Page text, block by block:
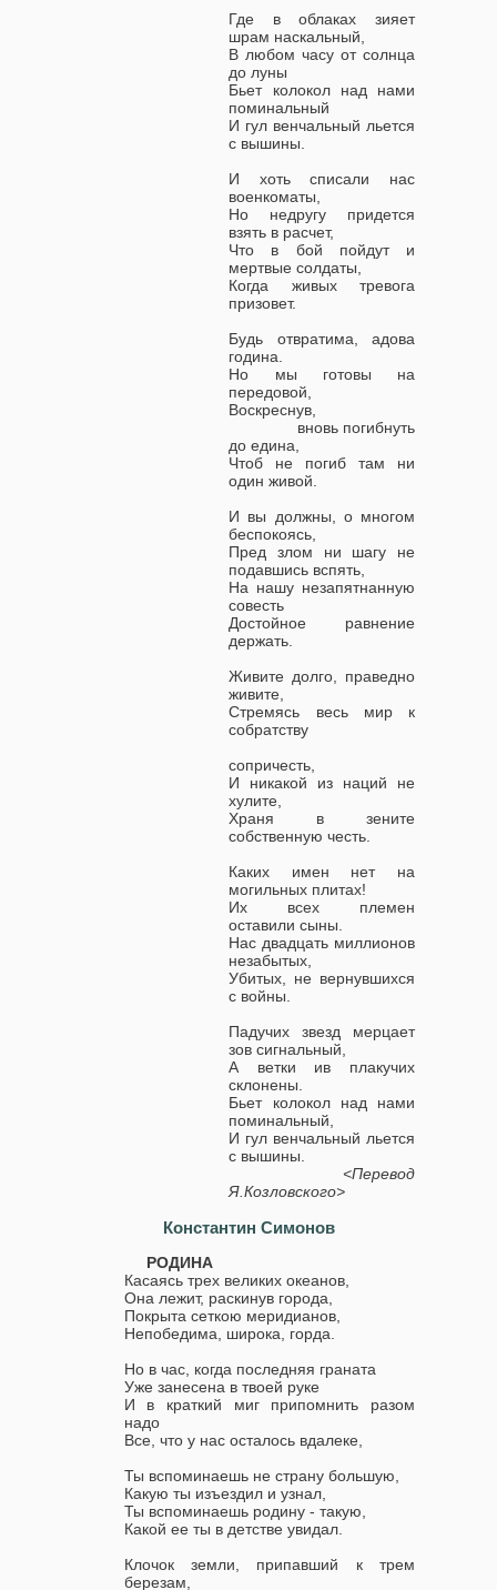
Где в облаках зияет
шрам наскальный,
В любом часу от солнца
до луны
Бьет колокол над нами
поминальный
И гул венчальный льется
с вышины.
И хоть списали нас
военкоматы,
Но недругу придется
взять в расчет,
Что в бой пойдут и
мертвые солдаты,
Когда живых тревога
призовет.
Будь отвратима, адова
година.
Но мы готовы на
передовой,
Воскреснув,
вновь погибнуть
до едина,
Чтоб не погиб там ни
один живой.
И вы должны, о многом
беспокоясь,
Пред злом ни шагу не
подавшись вспять,
На нашу незапятнанную
совесть
Достойное равнение
держать.
Живите долго, праведно
живите,
Стремясь весь мир к
собратству
сопричесть,
И никакой из наций не
хулите,
Храня в зените
собственную честь.
Каких имен нет на
могильных плитах!
Их всех племен
оставили сыны.
Нас двадцать миллионов
незабытых,
Убитых, не вернувшихся
с войны.
Падучих звезд мерцает
зов сигнальный,
А ветки ив плакучих
склонены.
Бьет колокол над нами
поминальный,
И гул венчальный льется
с вышины.
<Перевод
Я.Козловского>
Константин Симонов
РОДИНА
Касаясь трех великих океанов,
Она лежит, раскинув города,
Покрыта сеткою меридианов,
Непобедима, широка, горда.
Но в час, когда последняя граната
Уже занесена в твоей руке
И в краткий миг припомнить разом
надо
Все, что у нас осталось вдалеке,
Ты вспоминаешь не страну большую,
Какую ты изъездил и узнал,
Ты вспоминаешь родину - такую,
Какой ее ты в детстве увидал.
Клочок земли, припавший к трем
березам,